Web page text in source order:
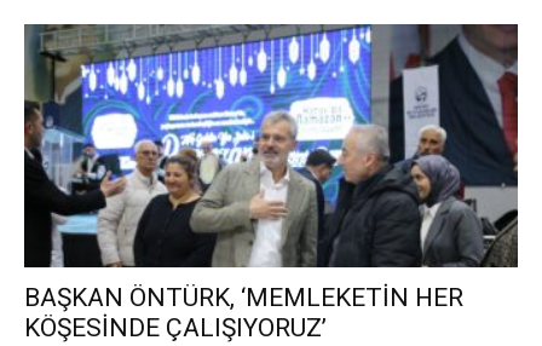
BAŞKAN ÖNTÜRK, ‘MEMLEKETİN HER
KÖŞESİNDE ÇALIŞIYORUZ’